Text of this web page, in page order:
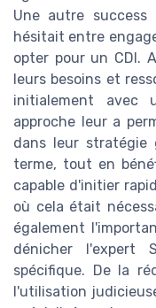
Une autre
hésitait entre
opter pour un CDI.
leurs besoins et
initialement avec
approche leur a
dans leur stratégie
terme, tout en
capable d'initier
où cela était
également
dénicher l'expert
spécifique. De la
l'utilisation